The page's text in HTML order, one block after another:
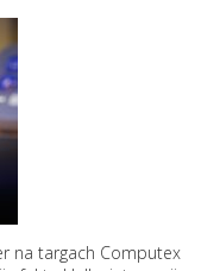
na targach Computex